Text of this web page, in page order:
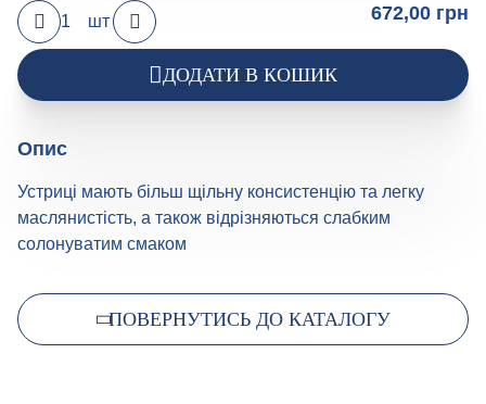
672,00 грн
шт
ДОДАТИ В КОШИК
Опис
Устриці мають більш щільну консистенцію та легку
маслянистість, а також відрізняються слабким
солонуватим смаком
ПОВЕРНУТИСЬ ДО КАТАЛОГУ